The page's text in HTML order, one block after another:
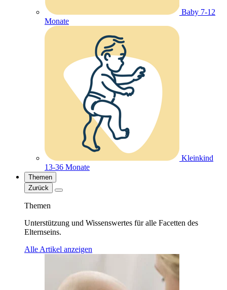
Baby 7-12
Monate
Kleinkind
13-36 Monate
Themen
Zurück
Themen
Unterstützung und Wissenswertes für alle Facetten des
Elternseins.
Alle Artikel anzeigen